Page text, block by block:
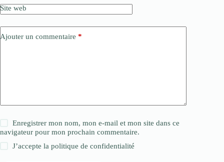
Site web
Ajouter un commentaire *
Enregistrer mon nom, mon e-mail et mon site dans ce
navigateur pour mon prochain commentaire.
J’accepte lapolitique de confidentialité